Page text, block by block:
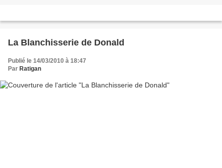
La Blanchisserie de Donald
Publié le 14/03/2010 à 18:47
Par Ratigan